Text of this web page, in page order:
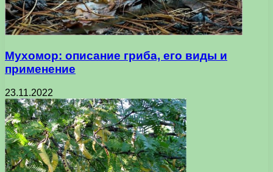
Мухомор: описание гриба, его виды и
применение
23.11.2022